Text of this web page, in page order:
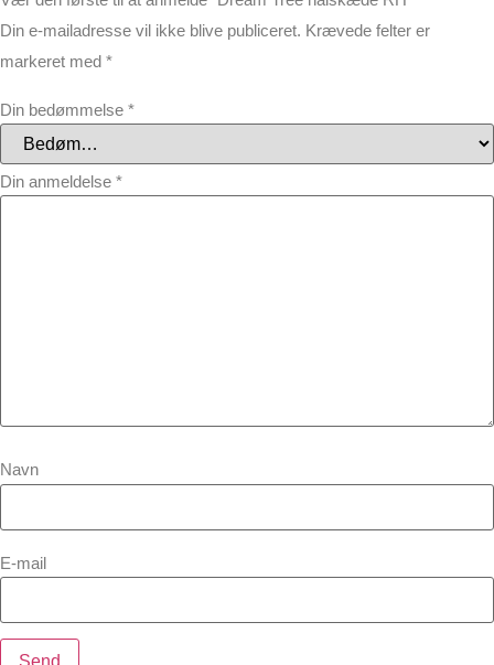
Din e-mailadresse vil ikke blive publiceret. Krævede felter er
markeret med *
Din bedømmelse *
Din anmeldelse *
Navn
E-mail